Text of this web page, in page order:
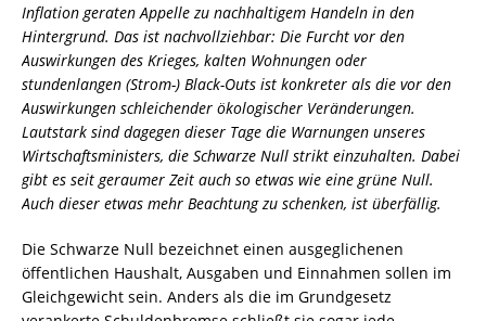
InflationgeratenAppellezu nachhaltigem Handeln in den
Hintergrund. Das ist nachvollziehbar: Die Furcht vor den
Auswirkungen des Krieges, kalten Wohnungen oder
stundenlangen (Strom-) Black-Outs ist konkreter als die vor den
Auswirkungen schleichender ökologischer Veränderungen.
Lautstark sind dagegen dieser Tage die Warnungen unseres
Wirtschaftsministers, die Schwarze Null strikt einzuhalten. Dabei
gibt es seit geraumer Zeit auch so etwas wie eine grüne Null.
Auch dieser etwas mehr Beachtung zu schenken, ist überfällig.
Die Schwarze Null bezeichnet einen ausgeglichenen
öffentlichen Haushalt, Ausgaben und Einnahmen sollen im
Gleichgewicht sein. Anders als die im Grundgesetz